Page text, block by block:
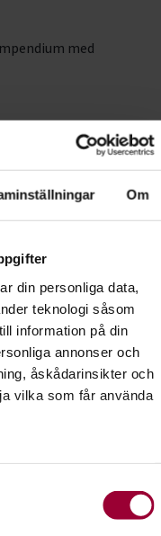
Om
din personliga data,
teknologi såsom
information på din
annonser och
åskådarinsikter och
vilka som får använda
flera meter
med
kurstillfällena.
inom så väl
2stickare har
med lyfta maskor.
derashemsida